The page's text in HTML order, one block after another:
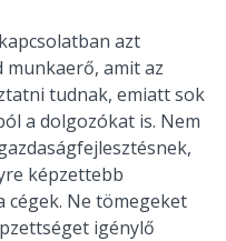
azt
munkaerő, amit az
tudnak, emiatt sok
a dolgozókat is. Nem
képzettebb
Ne tömegeket
igénylő